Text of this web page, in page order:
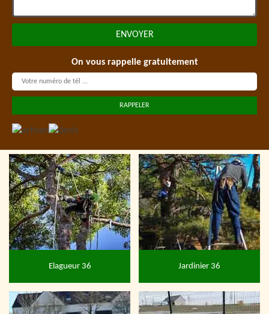
On vous rappelle gratuitement
Elagueur 36 Jardinier 36